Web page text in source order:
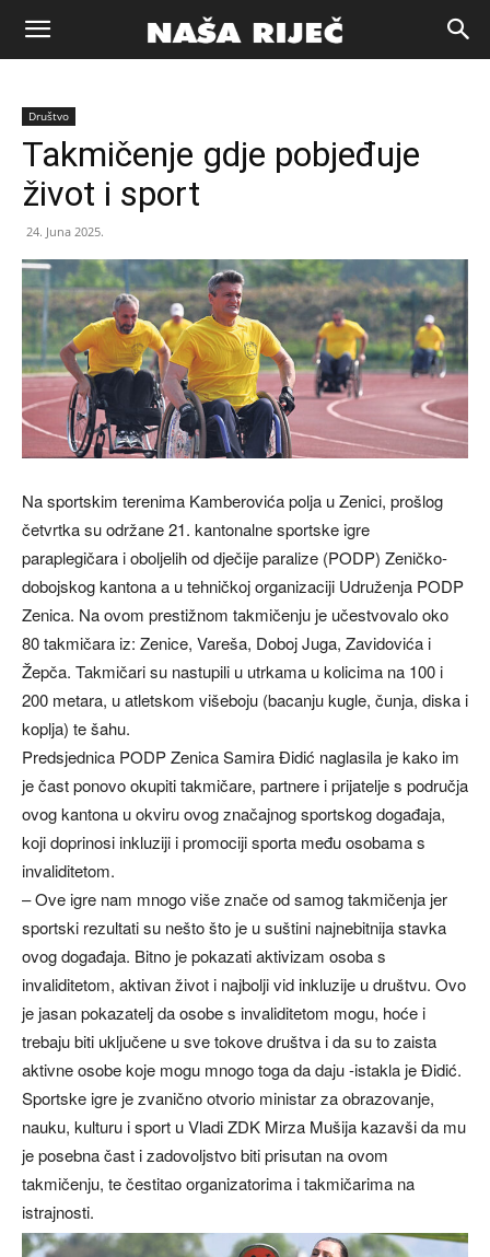
Naša
riječ
Društvo
Takmičenje gdje pobjeđuje
život i sport
24. Juna 2025.
Na sportskim terenima Kamberovića polja u Zenici, prošlog
četvrtka su održane 21. kantonalne sportske igre
paraplegičara i oboljelih od dječije paralize (PODP) Zeničko-
dobojskog kantona a u tehničkoj organizaciji Udruženja PODP
Zenica. Na ovom prestižnom takmičenju je učestvovalo oko
80 takmičara iz: Zenice, Vareša, Doboj Juga, Zavidovića i
Žepča. Takmičari su nastupili u utrkama u kolicima na 100 i
200 metara, u atletskom višeboju (bacanju kugle, čunja, diska i
koplja) te šahu.
Predsjednica PODP Zenica Samira Đidić naglasila je kako im
je čast ponovo okupiti takmičare, partnere i prijatelje s područja
ovog kantona u okviru ovog značajnog sportskog događaja,
koji doprinosi inkluziji i promociji sporta među osobama s
invaliditetom.
– Ove igre nam mnogo više znače od samog takmičenja jer
sportski rezultati su nešto što je u suštini najnebitnija stavka
ovog događaja. Bitno je pokazati aktivizam osoba s
invaliditetom, aktivan život i najbolji vid inkluzije u društvu. Ovo
je jasan pokazatelj da osobe s invaliditetom mogu, hoće i
trebaju biti uključene u sve tokove društva i da su to zaista
aktivne osobe koje mogu mnogo toga da daju -istakla je Đidić.
Sportske igre je zvanično otvorio ministar za obrazovanje,
nauku, kulturu i sport u Vladi ZDK Mirza Mušija kazavši da mu
je posebna čast i zadovoljstvo biti prisutan na ovom
takmičenju, te čestitao organizatorima i takmičarima na
istrajnosti.